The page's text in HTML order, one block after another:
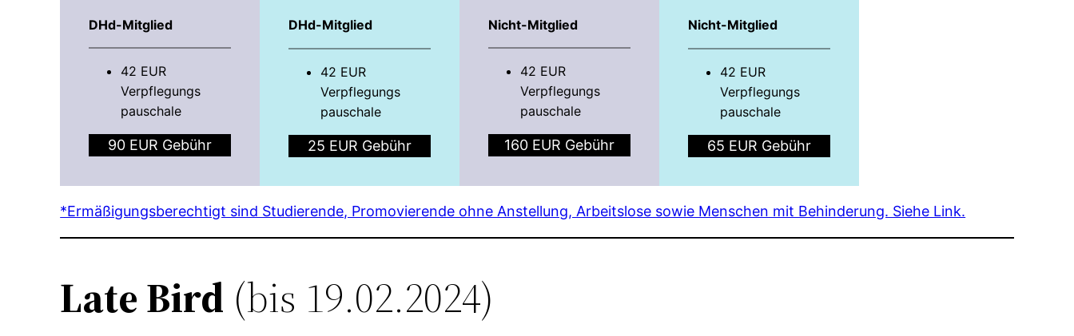
DHd-Mitglied
42 EUR
Verpflegungs­
pauschale
90 EUR Gebühr
DHd-Mitglied
42 EUR
Verpflegungs­
pauschale
25 EUR Gebühr
Nicht-Mitglied
42 EUR
Verpflegungs­
pauschale
160 EUR Gebühr
Nicht-Mitglied
42 EUR
Verpflegungs­
pauschale
65 EUR Gebühr
*Ermäßigungsberechtigt sind Studierende, Promovierende ohne Anstellung, Arbeitslose sowie Menschen mit Behinderung. Siehe Link.
Late Bird (bis 19.02.2024)